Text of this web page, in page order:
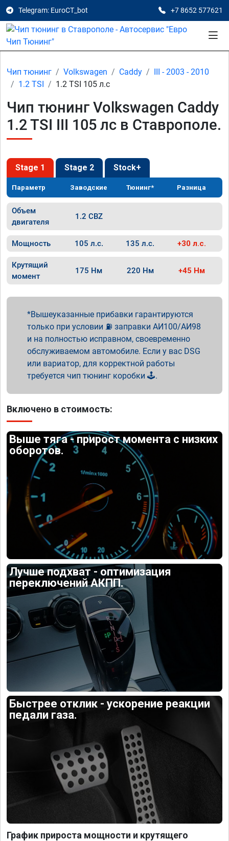
Telegram: EuroCT_bot +7 8652 577621
Чип тюнинг Volkswagen Caddy
III - 2003 - 2010
1.2 TSI
1.2 TSI 105 л.с
Чип тюнинг Volkswagen Caddy
1.2 TSI III 105 лс в Ставрополе.
Stage 1 Stage 2 Stock+
Параметр Заводские Тюнинг* Разница
Объем
двигателя
1.2 CBZ
Мощность 105 л.с. 135 л.с. +30 л.с.
Крутящий
момент
175 Нм 220 Нм +45 Нм
Вышеуказанные прибавки гарантируются
только при условии ⛽ заправки АИ100/АИ98
и на полностью исправном, своевременно
обслуживаемом автомобиле. Если у вас DSG
или вариатор, для корректной работы
требуется чип тюнинг коробки 🕹️.
Включено в стоимость:
Выше тяга - прирост момента с низких
оборотов.
Лучше подхват - оптимизация
переключений АКПП.
Быстрее отклик - ускорение реакции
педали газа.
График прироста мощности и крутящего